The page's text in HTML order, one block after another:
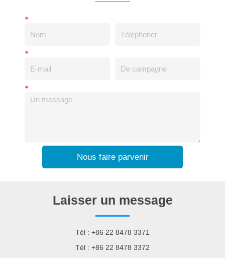
*
*
*
Nous faire parvenir
Laisser un message
Tél : +86 22 8478 3371
Tél : +86 22 8478 3372